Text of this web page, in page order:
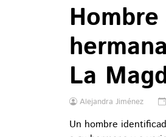
La
Alejandra Jiménez
Un hombre